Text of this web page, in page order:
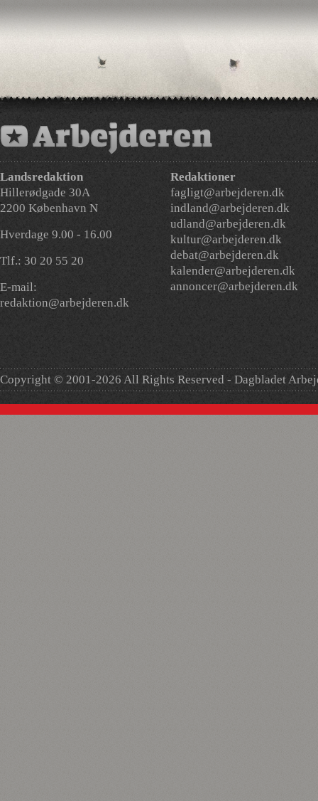
Landsredaktion
Hillerødgade 30A
2200 København N
Hverdage 9.00 - 16.00
Tlf.: 30 20 55 20
E-mail:
redaktion@arbejderen.dk
Redaktioner
fagligt@arbejderen.dk
indland@arbejderen.dk
udland@arbejderen.dk
kultur@arbejderen.dk
debat@arbejderen.dk
kalender@arbejderen.dk
annoncer@arbejderen.dk
Copyright © 2001-2026 All Rights Reserved - Dagbladet